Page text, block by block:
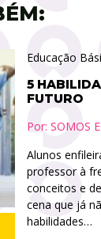
Educação
5
FUTURO
Por: SOMOS
Alunos
professor à
conceitos e
cena que já
habilidades…